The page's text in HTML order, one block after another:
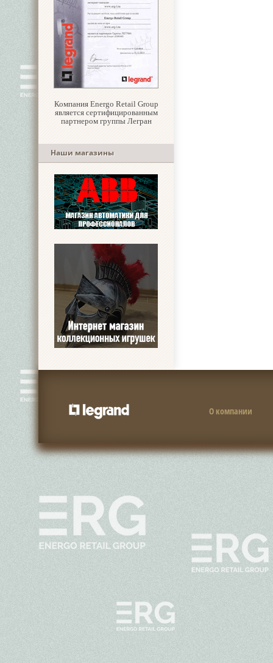
Компания Energo Retail Group
является сертифицированным
партнером группы Легран
Наши магазины
О компании